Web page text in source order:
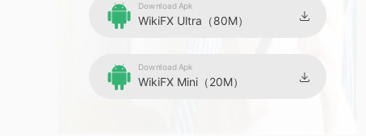
Download Apk
WikiFX Ultra（80M）
Download Apk
WikiFX Mini（20M）